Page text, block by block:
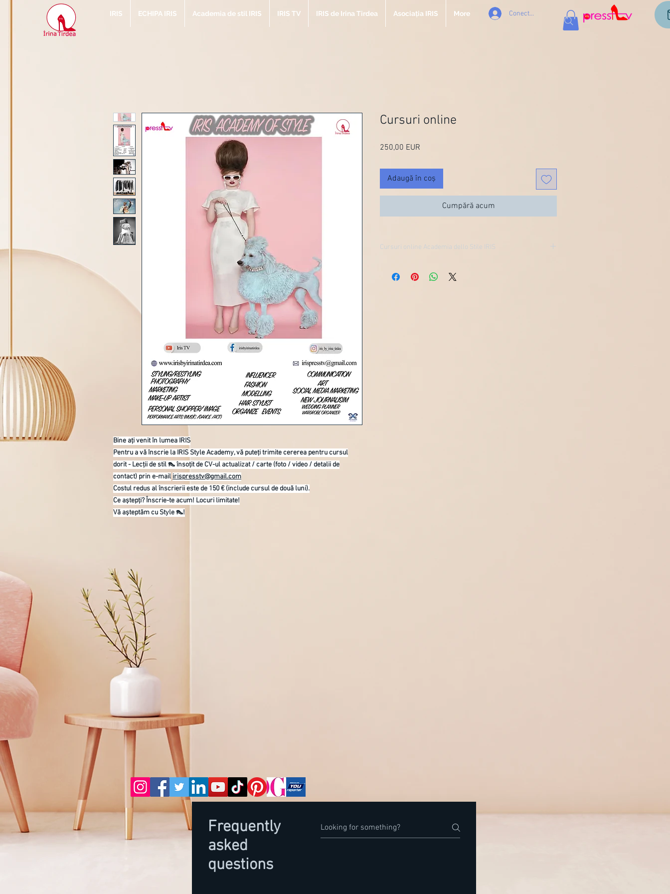
IRIS ECHIPA IRIS Academia de stil IRIS IRIS TV IRIS de Irina Tirdea Asociația IRIS More Conectează-te
Bine ați venit în lumea IRIS
Pentru a vă înscrie la IRIS Style Academy, vă puteți trimite cererea pentru cursul
dorit - Lecții de stil 👠 însoțit de CV-ul actualizat / carte (foto / video / detalii de
contact) prin e-mail irispresstv@gmail.com
Costul redus al înscrierii este de 150 € (include cursul de două luni).
Ce aștepți? Înscrie-te acum! Locuri limitate!
Vă așteptăm cu Style 👠!
Cursuri online
250,00 EUR
Adaugă în coș
Cumpără acum
Cursuri online Academia dello Stile IRIS
https://www.irisbyirinatirdea.com/academia-dello-stile
Frequently
asked
questions